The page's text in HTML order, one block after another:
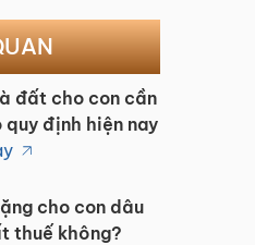
đất cho con cần
định hiện nay
cho con dâu
thuế không?